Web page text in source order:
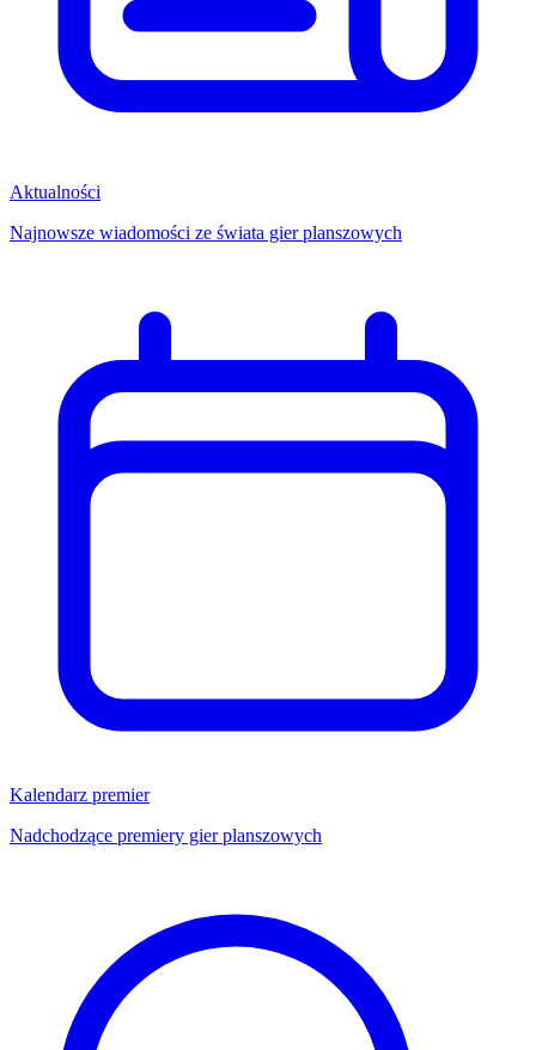
Aktualności
Najnowsze wiadomości ze świata gier planszowych
Kalendarz premier
Nadchodzące premiery gier planszowych